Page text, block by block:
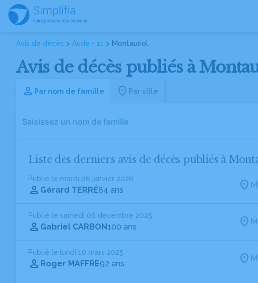
Avis de décès > Aude - 11 > Montauriol
Avis de décès publiés à
Par nom de famille Par ville
Liste des derniers avis de décès publiés à
Publié le mardi 06 janvier 2026
Gérard TERRÉ84 ans
Publié le samedi 06 décembre 2025
Gabriel CARBON100 ans
Publié le lundi 10 mars 2025
Roger MAFFRE92 ans